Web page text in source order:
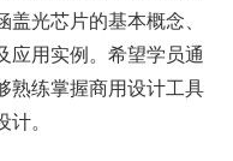
光芯片的基本概念、
应用实例。希望学员通
熟练掌握商用设计工具
。